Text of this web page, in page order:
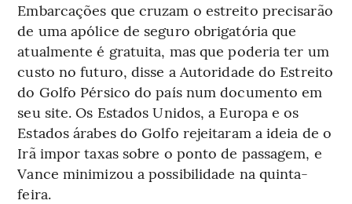
Embarcações que cruzam o estreito precisarão
de uma apólice de seguro obrigatória que
atualmente é gratuita, mas que poderia ter um
custo no futuro, disse a Autoridade do Estreito
do Golfo Pérsico do país num documento em
seu site. Os Estados Unidos, a Europa e os
Estados árabes do Golfo rejeitaram a ideia de o
Irã impor taxas sobre o ponto de passagem, e
Vance minimizou a possibilidade na quinta-
feira.